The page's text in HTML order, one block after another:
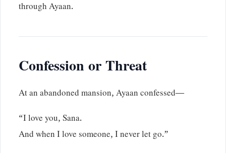
through Ayaan.
Confession or Threat
At an abandoned mansion, Ayaan confessed—
“I love you, Sana.
And when I love someone, I never let go.”